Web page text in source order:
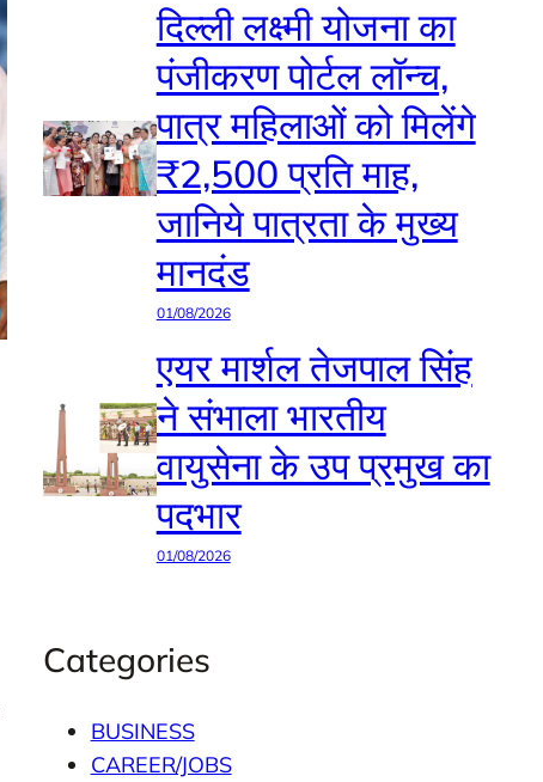
दिल्ली लक्ष्मी योजना का
पंजीकरण पोर्टल लॉन्च,
पात्र महिलाओं को मिलेंगे
₹2,500 प्रति माह,
जानिये पात्रता के मुख्य
मानदंड
01/08/2026
एयर मार्शल तेजपाल सिंह
ने संभाला भारतीय
वायुसेना के उप प्रमुख का
पदभार
01/08/2026
Categories
BUSINESS
CAREER/JOBS